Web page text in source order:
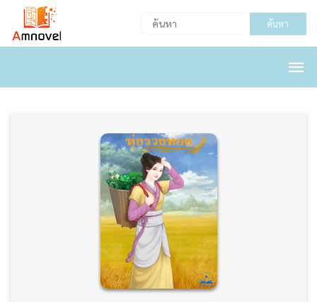
ค้นหา